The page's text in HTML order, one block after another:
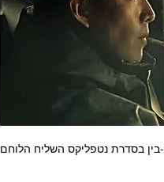
בין בסדרת נטפליקס השליח הלוחם